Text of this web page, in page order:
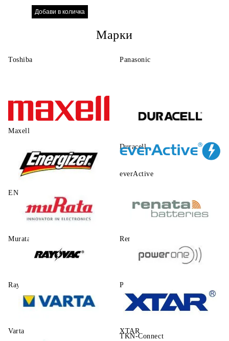
АПАРАТ
Марки
Toshiba Panasonic
Maxell
Duracell
ENERGIZER
everActive
Murata Renata
Rayovac Power One
Varta XTAR
TKN-Connect